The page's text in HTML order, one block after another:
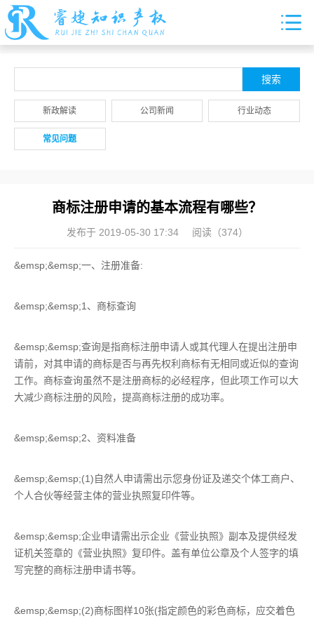
新政解读 公司新闻 行业动态
常见问题
商标注册申请的基本流程有哪些？
发布于 2019-05-30 17:34 阅读（374）
&emsp;&emsp;一、注册准备:
&emsp;&emsp;1、商标查询
&emsp;&emsp;查询是指商标注册申请人或其代理人在提出注册申
请前，对其申请的商标是否与再先权利商标有无相同或近似的查询
工作。商标查询虽然不是注册商标的必经程序，但此项工作可以大
大减少商标注册的风险，提高商标注册的成功率。
&emsp;&emsp;2、资料准备
&emsp;&emsp;(1)自然人申请需出示您身份证及递交个体工商户、
个人合伙等经营主体的营业执照复印件等。
&emsp;&emsp;企业申请需出示企业《营业执照》副本及提供经发
证机关签章的《营业执照》复印件。盖有单位公章及个人签字的填
写完整的商标注册申请书等。
&emsp;&emsp;(2)商标图样10张(指定颜色的彩色商标，应交着色